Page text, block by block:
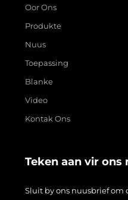
Oor Ons
Produkte
Nuus
Toepassing
Blanke
Video
Kontak Ons
Teken aan vir ons
Sluit by ons nuusbrief om